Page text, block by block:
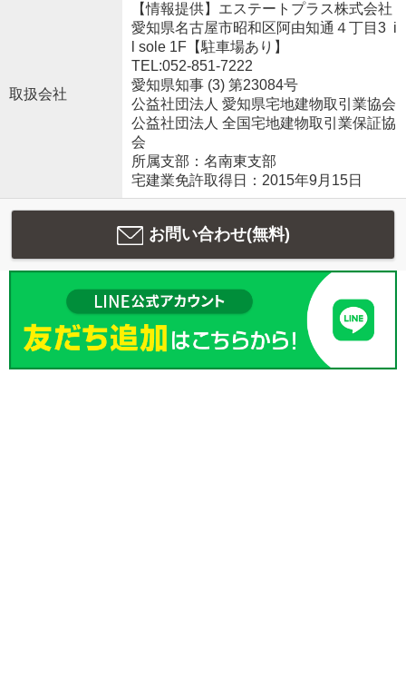
取扱会社
【情報提供】エステートプラス株式会社
愛知県名古屋市昭和区阿由知通４丁目3 i
l sole 1F【駐車場あり】
TEL:052-851-7222
愛知県知事 (3) 第23084号
公益社団法人 愛知県宅地建物取引業協会
公益社団法人 全国宅地建物取引業保証協
会
所属支部：名南東支部
宅建業免許取得日：2015年9月15日
お問い合わせ(無料)